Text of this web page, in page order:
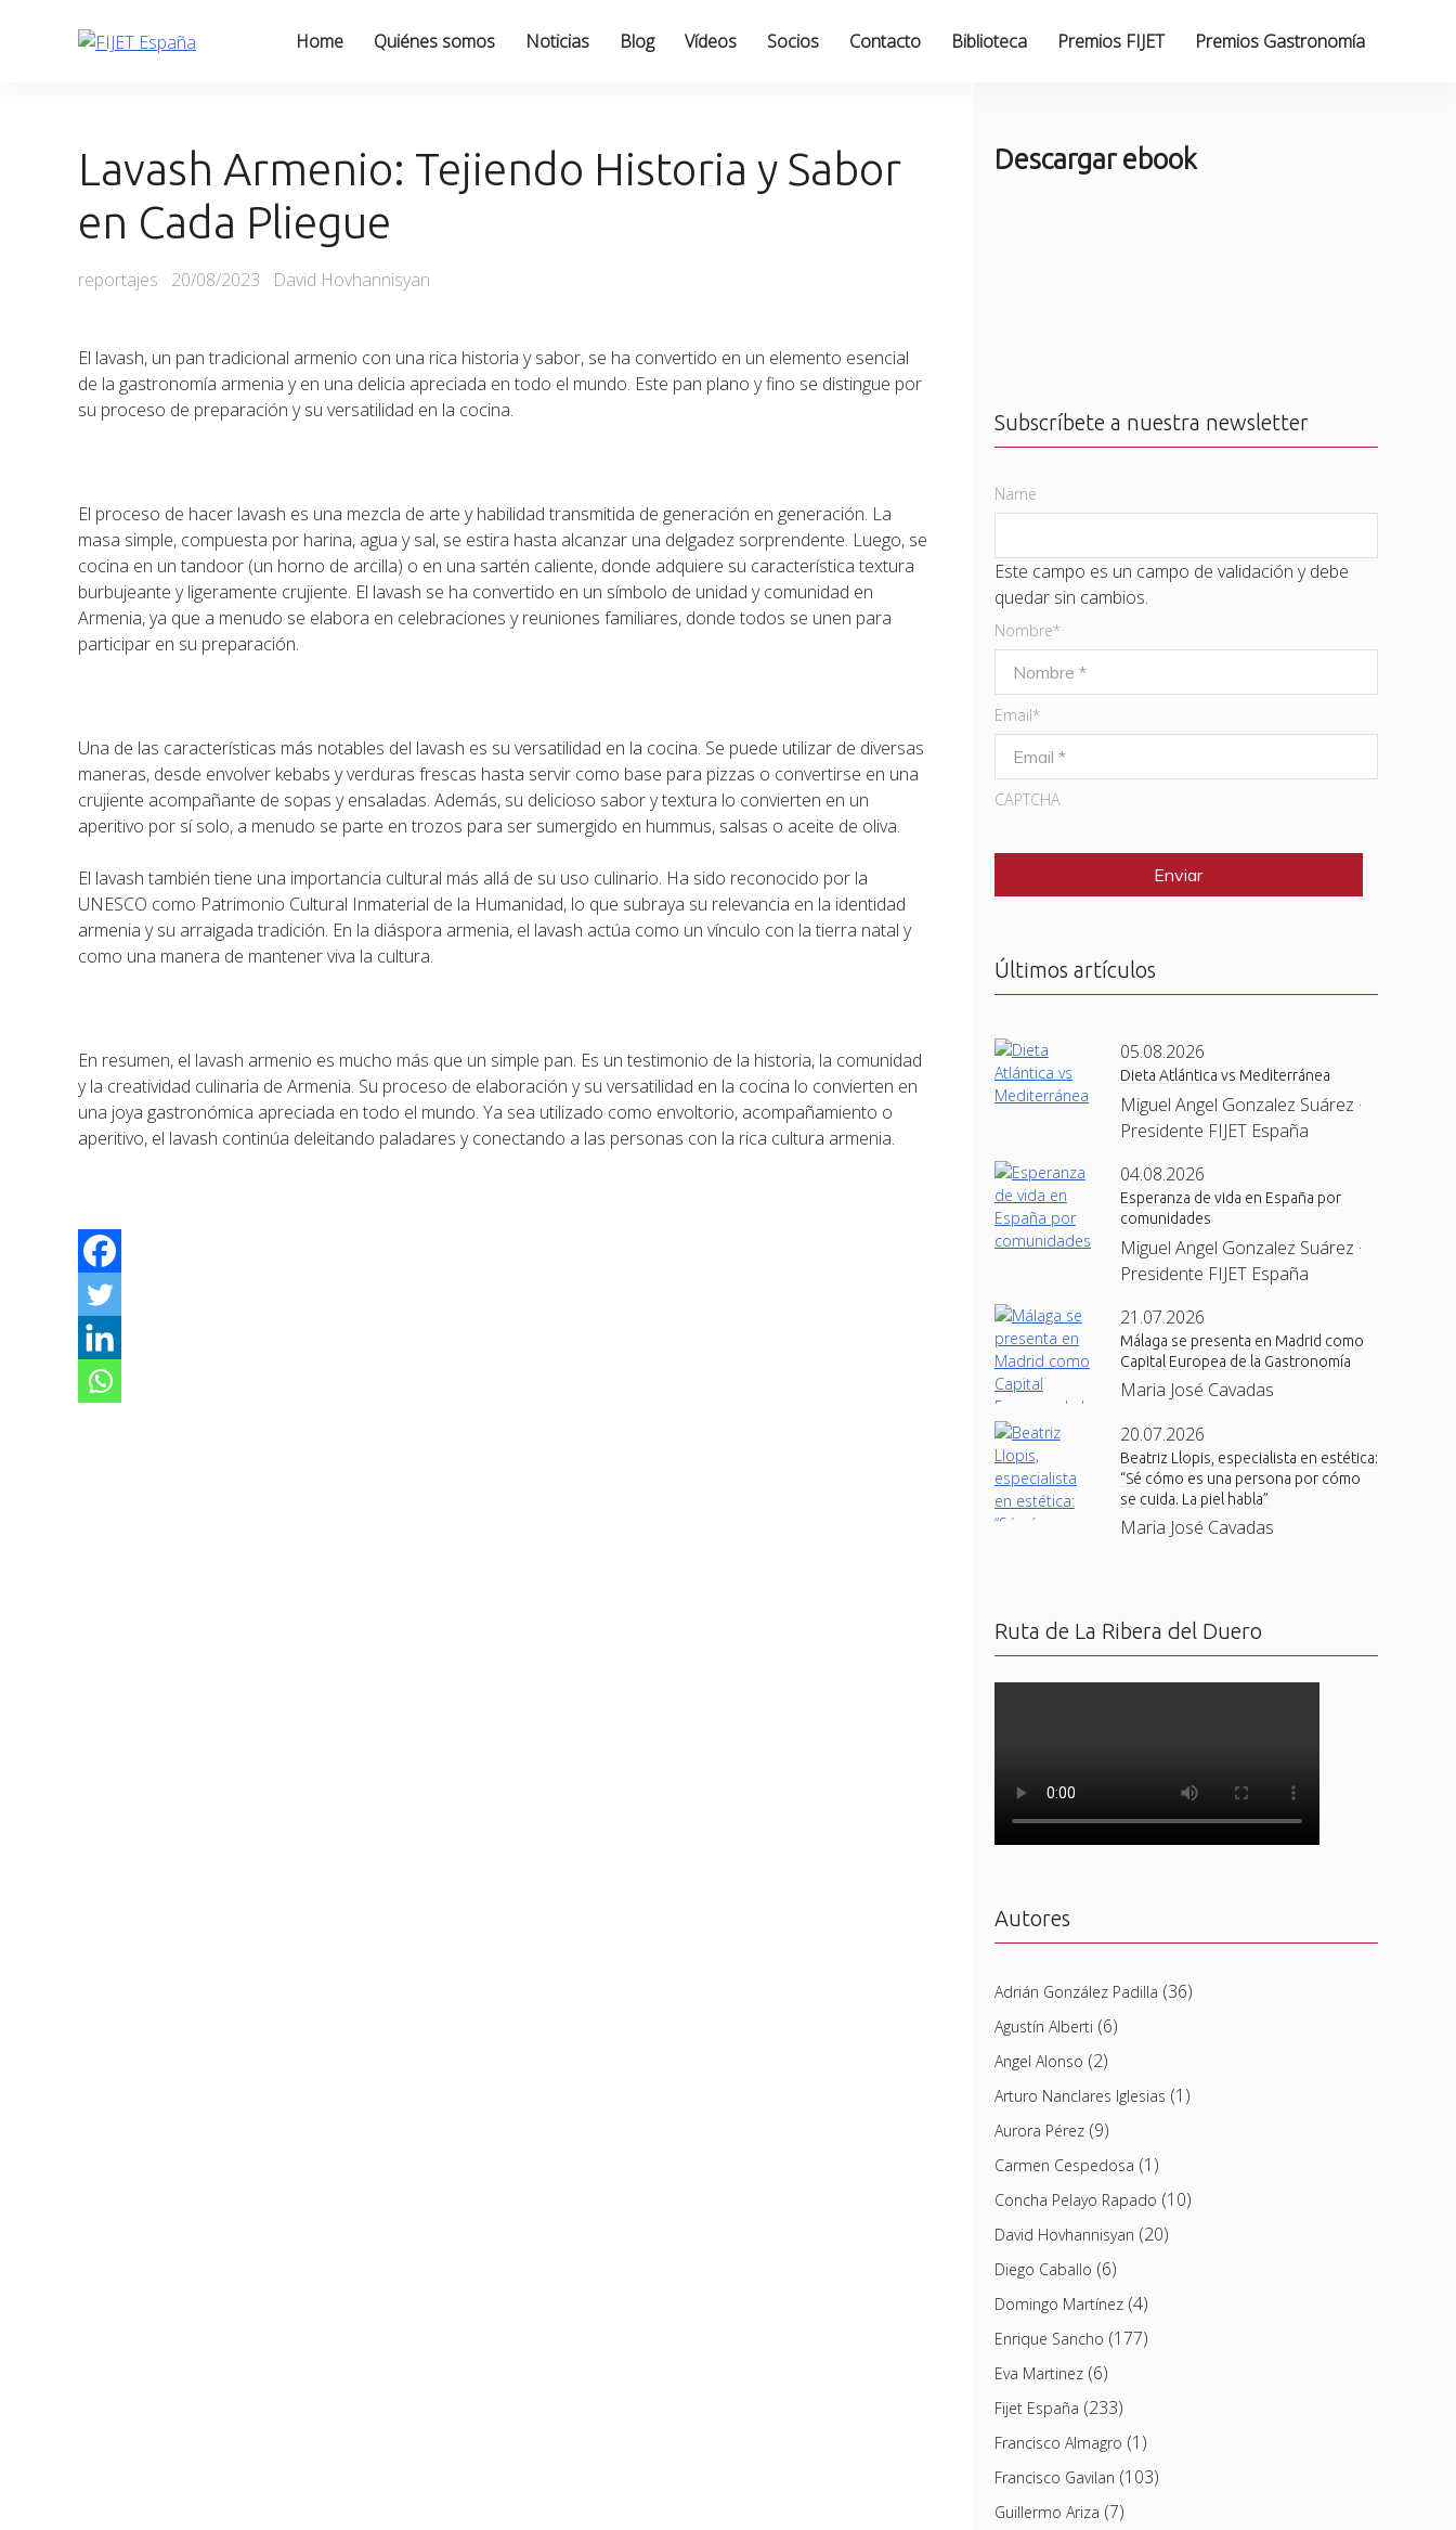
Home Quiénes somos Noticias Blog Vídeos Socios Contacto Biblioteca Premios FIJET Premios Gastronomía
Lavash Armenio: Tejiendo Historia y Sabor
en Cada Pliegue
Categories
reportajes
Posted
20/08/2023 David Hovhannisyan
El lavash, un pan tradicional armenio con una rica historia y sabor, se ha convertido en un elemento esencial
de la gastronomía armenia y en una delicia apreciada en todo el mundo. Este pan plano y fino se distingue por
su proceso de preparación y su versatilidad en la cocina.
El proceso de hacer lavash es una mezcla de arte y habilidad transmitida de generación en generación. La
masa simple, compuesta por harina, agua y sal, se estira hasta alcanzar una delgadez sorprendente. Luego, se
cocina en un tandoor (un horno de arcilla) o en una sartén caliente, donde adquiere su característica textura
burbujeante y ligeramente crujiente. El lavash se ha convertido en un símbolo de unidad y comunidad en
Armenia, ya que a menudo se elabora en celebraciones y reuniones familiares, donde todos se unen para
participar en su preparación.
Una de las características más notables del lavash es su versatilidad en la cocina. Se puede utilizar de diversas
maneras, desde envolver kebabs y verduras frescas hasta servir como base para pizzas o convertirse en una
crujiente acompañante de sopas y ensaladas. Además, su delicioso sabor y textura lo convierten en un
aperitivo por sí solo, a menudo se parte en trozos para ser sumergido en hummus, salsas o aceite de oliva.
El lavash también tiene una importancia cultural más allá de su uso culinario. Ha sido reconocido por la
UNESCO como Patrimonio Cultural Inmaterial de la Humanidad, lo que subraya su relevancia en la identidad
armenia y su arraigada tradición. En la diáspora armenia, el lavash actúa como un vínculo con la tierra natal y
como una manera de mantener viva la cultura.
En resumen, el lavash armenio es mucho más que un simple pan. Es un testimonio de la historia, la comunidad
y la creatividad culinaria de Armenia. Su proceso de elaboración y su versatilidad en la cocina lo convierten en
una joya gastronómica apreciada en todo el mundo. Ya sea utilizado como envoltorio, acompañamiento o
aperitivo, el lavash continúa deleitando paladares y conectando a las personas con la rica cultura armenia.
Descargar ebook
Subscríbete a nuestra newsletter
Name
Este campo es un campo de validación y debe
quedar sin cambios.
Nombre*
Email*
CAPTCHA
Últimos artículos
05.08.2026
Dieta Atlántica vs Mediterránea
Miguel Angel Gonzalez Suárez ·
Presidente FIJET España
04.08.2026
Esperanza de vida en España por
comunidades
Miguel Angel Gonzalez Suárez ·
Presidente FIJET España
21.07.2026
Málaga se presenta en Madrid como
Capital Europea de la Gastronomía
Maria José Cavadas
20.07.2026
Beatriz Llopis, especialista en estética:
“Sé cómo es una persona por cómo
se cuida. La piel habla”
Maria José Cavadas
Ruta de La Ribera del Duero
Autores
Adrián González Padilla (36)
Agustín Alberti (6)
Angel Alonso (2)
Arturo Nanclares Iglesias (1)
Aurora Pérez(9)
Carmen Cespedosa (1)
Concha Pelayo Rapado (10)
David Hovhannisyan (20)
Diego Caballo (6)
Domingo Martínez(4)
Enrique Sancho (177)
Eva Martinez(6)
Fijet España (233)
Francisco Almagro (1)
Francisco Gavilan (103)
Guillermo Ariza (7)